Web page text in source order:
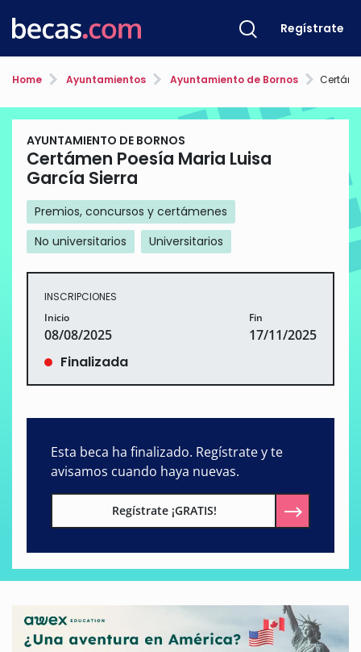
Regístrate
Home Ayuntamientos Ayuntamiento de Bornos
AYUNTAMIENTO DE BORNOS
Certámen Poesía Maria Luisa
García Sierra
Premios, concursos y certámenes
No universitarios
Universitarios
INSCRIPCIONES
Inicio
08/08/2025
Fin
17/11/2025
Finalizada
Esta beca ha finalizado. Regístrate y te
avisamos cuando haya nuevas.
Regístrate ¡GRATIS!